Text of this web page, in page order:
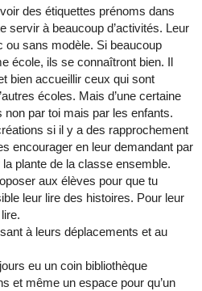
des étiquettes prénoms dans
servir à beaucoup d’activités. Leur
ou sans modèle. Si beaucoup
école, ils se connaîtront bien. Il
bien accueillir ceux qui sont
écoles. Mais d’une certaine
non par toi mais par les enfants.
si il y a des rapprochement
encourager en leur demandant par
plante de la classe ensemble.
aux élèves pour que tu
leur lire des histoires. Pour leur
à leurs déplacements et au
eu un coin bibliothèque
et même un espace pour qu’un